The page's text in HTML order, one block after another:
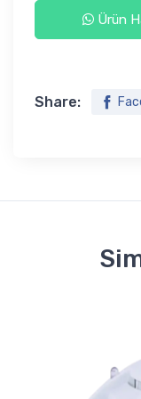
Ürün
Share: